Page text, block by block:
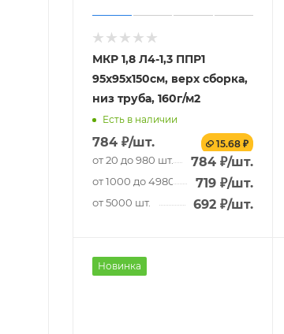
МКР 1,8 Л4-1,3 ППР1
95х95х150см, верх сборка,
низ труба, 160г/м2
Есть в наличии
784 ₽/шт. 15.68 ₽
от 20 до 980 шт. 784 ₽/шт.
от 1000 до 4980 шт. 719 ₽/шт.
от 5000 шт. 692 ₽/шт.
Новинка